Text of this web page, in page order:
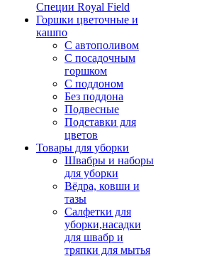
Специи Royal Field
Горшки цветочные и
кашпо
С автополивом
С посадочным
горшком
С поддоном
Без поддона
Подвесные
Подставки для
цветов
Товары для уборки
Швабры и наборы
для уборки
Вёдра, ковши и
тазы
Салфетки для
уборки,насадки
для швабр и
тряпки для мытья